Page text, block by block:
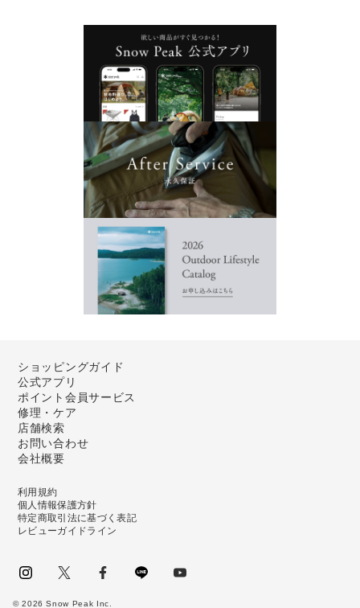
ショッピングガイド
公式アプリ
ポイント会員サービス
修理・ケア
店舗検索
お問い合わせ
会社概要
利用規約
個人情報保護方針
特定商取引法に基づく表記
レビューガイドライン
©2026 Snow Peak Inc.